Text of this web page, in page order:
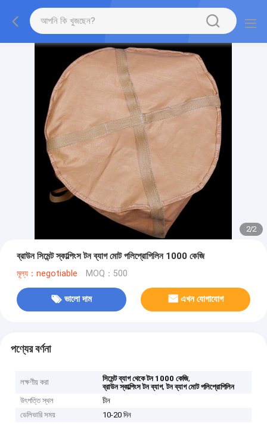
2/2
ব্রাউন সিমেন্ট স্কাল্পিংস টন ব্যাগ মোট পলিপ্রোপিলিন 1000 কেজি
মূল্য：negotiable MOQ：500
ভালো দাম এখন যোগাযোগ
পণ্যের বর্ণনা
লক্ষণীয় করা সিমেন্ট ব্যাগ থেকে টন 1000 কেজি,
ব্রাউন স্কাল্পিংস টন ব্যাগ,টন ব্যাগ মোট পলিপ্রোপিলিন
উৎপত্তি স্থল
চীন
ডেলিভারি সময়
10-20 দিন